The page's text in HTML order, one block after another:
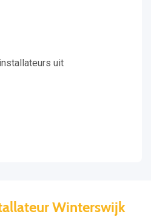
uit
Winterswijk